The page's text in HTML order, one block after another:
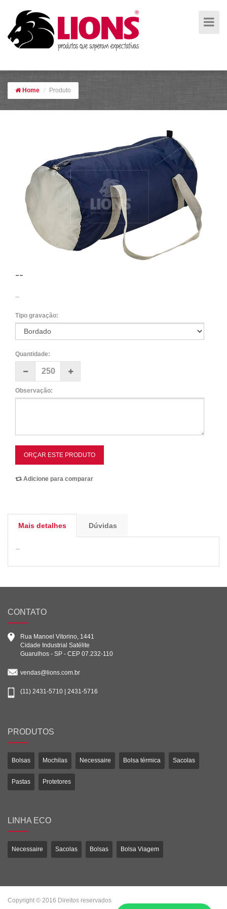
Home Produto
--
--
Tipo gravação:
Quantidade:
Observação:
ORÇAR ESTE PRODUTO
Adicione para comparar
Mais detalhes Dúvidas
--
CONTATO
Rua Manoel Vitorino, 1441
Cidade Industrial Satélite
Guarulhos - SP - CEP 07.232-110
vendas@lions.com.br
(11) 2431-5710 | 2431-5716
PRODUTOS
Bolsas Mochilas Necessaire Bolsa térmica Sacolas
Pastas Protetores
LINHA ECO
Necessaire Sacolas Bolsas Bolsa Viagem
Copyright © 2016 Direitos reservados